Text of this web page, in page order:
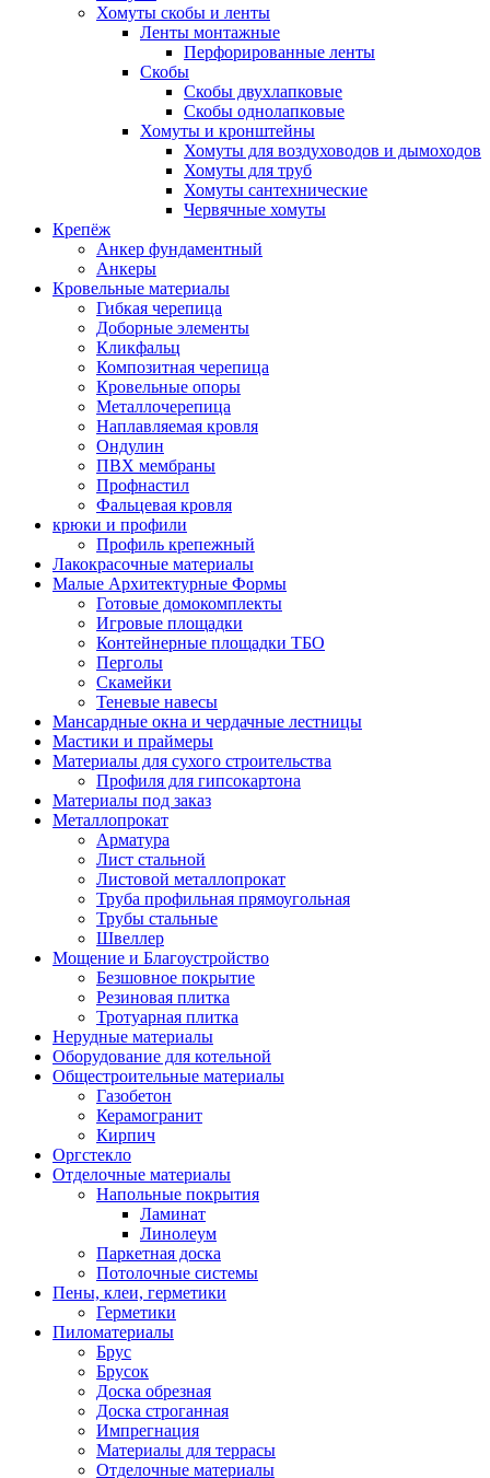
Хомуты скобы и ленты
Ленты монтажные
Перфорированные ленты
Скобы
Скобы двухлапковые
Скобы однолапковые
Хомуты и кронштейны
Хомуты для воздуховодов и дымоходов
Хомуты для труб
Хомуты сантехнические
Червячные хомуты
Крепёж
Анкер фундаментный
Анкеры
Кровельные материалы
Гибкая черепица
Доборные элементы
Кликфальц
Композитная черепица
Кровельные опоры
Металлочерепица
Наплавляемая кровля
Ондулин
ПВХ мембраны
Профнастил
Фальцевая кровля
крюки и профили
Профиль крепежный
Лакокрасочные материалы
Малые Архитектурные Формы
Готовые домокомплекты
Игровые площадки
Контейнерные площадки ТБО
Перголы
Скамейки
Теневые навесы
Мансардные окна и чердачные лестницы
Мастики и праймеры
Материалы для сухого строительства
Профиля для гипсокартона
Материалы под заказ
Металлопрокат
Арматура
Лист стальной
Листовой металлопрокат
Труба профильная прямоугольная
Трубы стальные
Швеллер
Мощение и Благоустройство
Безшовное покрытие
Резиновая плитка
Тротуарная плитка
Нерудные материалы
Оборудование для котельной
Общестроительные материалы
Газобетон
Керамогранит
Кирпич
Оргстекло
Отделочные материалы
Напольные покрытия
Ламинат
Линолеум
Паркетная доска
Потолочные системы
Пены, клеи, герметики
Герметики
Пиломатериалы
Брус
Брусок
Доска обрезная
Доска строганная
Импрегнация
Материалы для террасы
Отделочные материалы